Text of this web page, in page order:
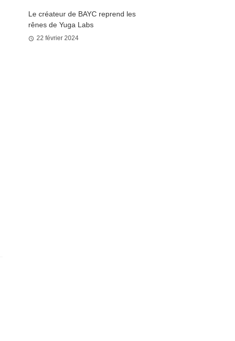
Le créateur de BAYC reprend les
rênes de Yuga Labs
22 février 2024